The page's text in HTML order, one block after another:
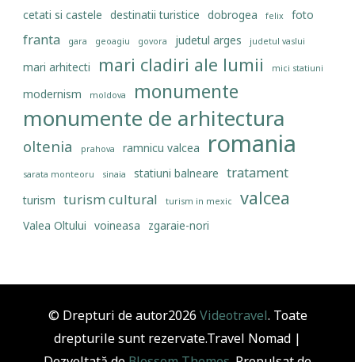
cetati si castele destinatii turistice dobrogea felix foto
franta gara geoagiu govora judetul arges judetul vaslui
mari arhitecti mari cladiri ale lumii mici statiuni
modernism moldova monumente
monumente de arhitectura
oltenia prahova ramnicu valcea romania
sarata monteoru sinaia statiuni balneare tratament
turism turism cultural turism in mexic valcea
Valea Oltului voineasa zgaraie-nori
© Drepturi de autor2026 Videotravel. Toate
drepturile sunt rezervate.Travel Nomad |